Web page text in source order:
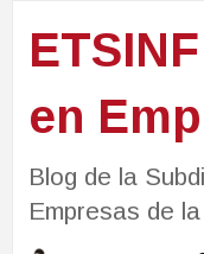
en
Blog de la
Empresas de